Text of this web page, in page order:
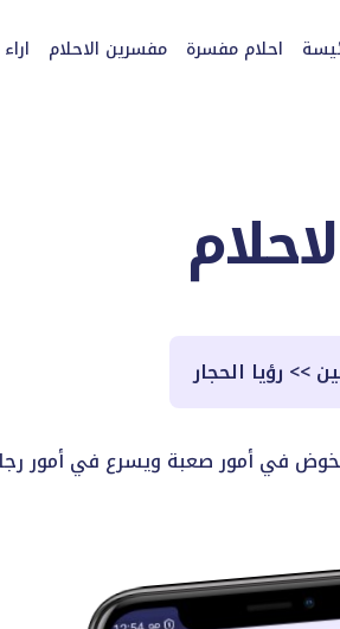
احلام مفسرة مفسرين الاحلام
>> رؤيا الحجار